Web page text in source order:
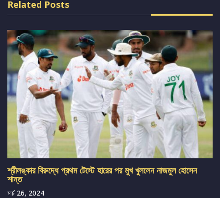
Related Posts
শ্রীলঙ্কার বিরুদ্ধে প্রথম টেস্টে হারের পর মুখ খুললেন নাজমুল হোসেন
শান্ত
মার্চ 26, 2024